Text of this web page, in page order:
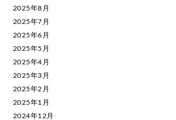
2025年8月
2025年7月
2025年6月
2025年5月
2025年4月
2025年3月
2025年2月
2025年1月
2024年12月